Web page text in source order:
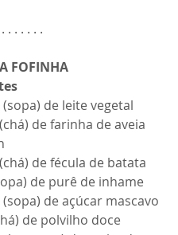
. . . . . .
FOFINHA
de leite vegetal
de farinha de aveia
de fécula de batata
de purê de inhame
de açúcar mascavo
de polvilho doce